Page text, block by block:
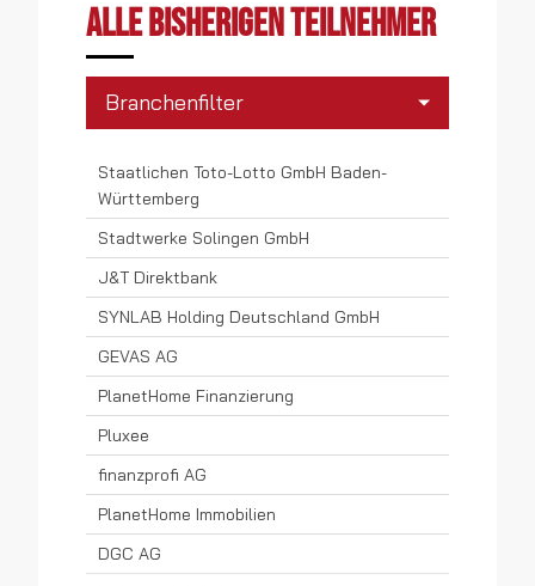
Alle bisherigen Teilnehmer
Branchenfilter
Banken
Consumer Electronics
Einzelhandel
Elektrotechnologie
Energiedienstleistungen
Finanzdienstleistungen
Gebäudedienstleistungen
Gebäudemanagement
Gesundheitswesen
Staatlichen Toto-Lotto GmbH Baden-
Württemberg
Stadtwerke Solingen GmbH
J&T Direktbank
SYNLAB Holding Deutschland GmbH
GEVAS AG
PlanetHome Finanzierung
Pluxee
finanzprofi AG
PlanetHome Immobilien
DGC AG